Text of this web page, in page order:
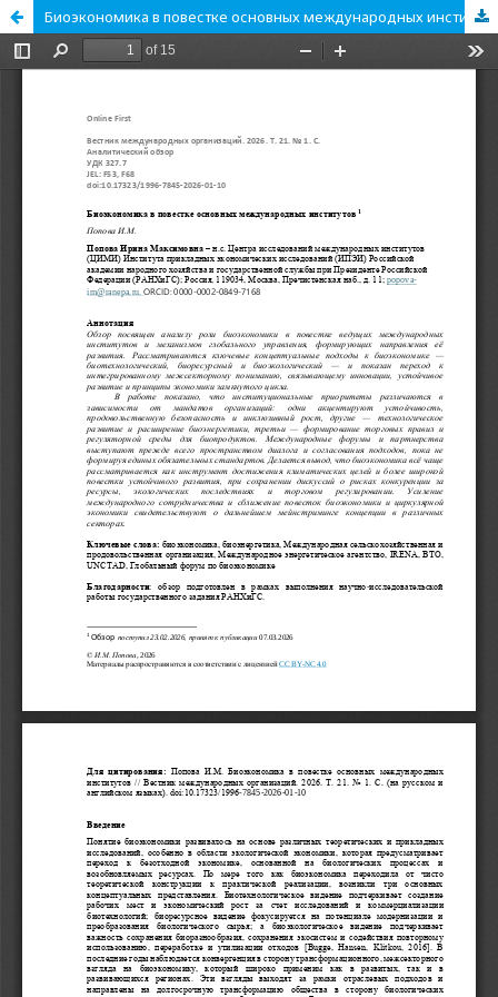
Биоэкономика в повестке основных международных институтов